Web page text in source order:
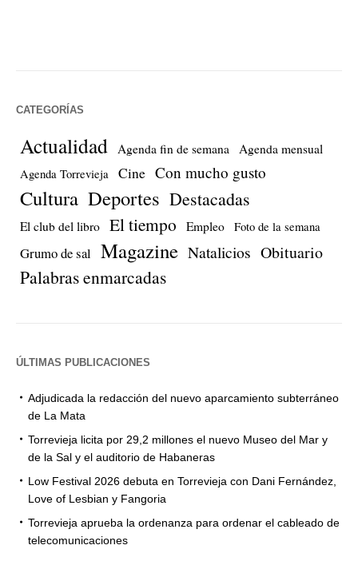
CATEGORÍAS
Actualidad Agenda fin de semana Agenda mensual
Agenda Torrevieja Cine Con mucho gusto
Cultura Deportes Destacadas
El club del libro El tiempo Empleo Foto de la semana
Grumo de sal Magazine Natalicios Obituario
Palabras enmarcadas
ÚLTIMAS PUBLICACIONES
Adjudicada la redacción del nuevo aparcamiento subterráneo
de La Mata
Torrevieja licita por 29,2 millones el nuevo Museo del Mar y
de la Sal y el auditorio de Habaneras
Low Festival 2026 debuta en Torrevieja con Dani Fernández,
Love of Lesbian y Fangoria
Torrevieja aprueba la ordenanza para ordenar el cableado de
telecomunicaciones